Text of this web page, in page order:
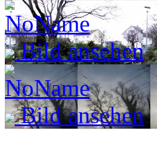
Bild ansehen
Bild ansehen